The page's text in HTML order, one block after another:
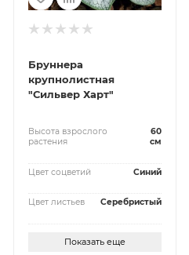
Бруннера
крупнолистная
"Сильвер Харт"
Высота взрослого
растения
60
см
Цвет соцветий Синий
Цвет листьев Серебристый
Показать еще